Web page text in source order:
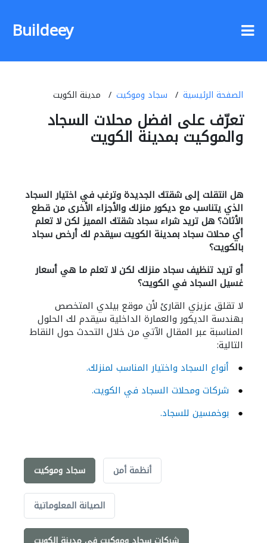
Buildeey
الصفحة الرئيسية سجاد وموكيت مدينة الكويت
تعرّف على افضل محلات السجاد
والموكيت بمدينة الكويت
هل انتقلت إلى شقتك الجديدة وترغب في اختيار السجاد
الذي يتناسب مع ديكور منزلك والأجزاء الأخرى من قطع
الأثاث؟ هل تريد شراء سجاد شقتك المميز لكن لا تعلم
أي محلات سجاد بمدينة الكويت سيقدم لك أرخص سجاد
بالكويت؟
أو تريد تنظيف سجاد منزلك لكن لا تعلم ما هي أسعار
غسيل السجاد في الكويت؟
لا تقلق عزيزي القارئ لأن موقع بيلدي المتخصص
بهندسة الديكور والعمارة الداخلية سيقدم لك الحلول
المناسبة عبر المقال الآتي من خلال التحدث حول النقاط
التالية:
● أنواع السجاد واختيار المناسب لمنزلك.
● شركات ومحلات السجاد في الكويت.
● بوخمسين للسجاد.
سجاد وموكيت أنظمة أمن
الصيانة المعلوماتية